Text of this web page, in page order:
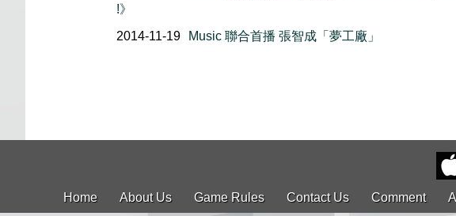
!》
2014-11-19
Music 聯合首播 張智成「夢工廠」
Home About Us Game Rules Contact Us Comment